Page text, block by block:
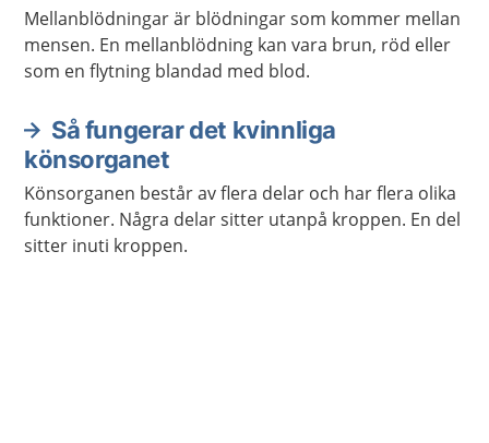
Mellanblödningar är blödningar som kommer mellan
mensen. En mellanblödning kan vara brun, röd eller
som en flytning blandad med blod.
Så fungerar det kvinnliga
könsorganet
Könsorganen består av flera delar och har flera olika
funktioner. Några delar sitter utanpå kroppen. En del
sitter inuti kroppen.